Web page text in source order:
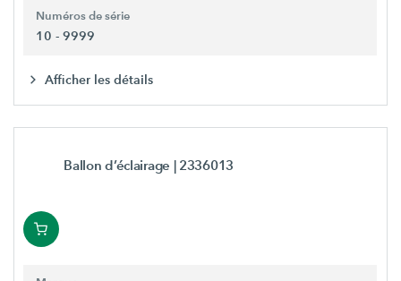
Numéros de série
10 - 9999
Afficher les détails
Ballon d’éclairage | 2336013